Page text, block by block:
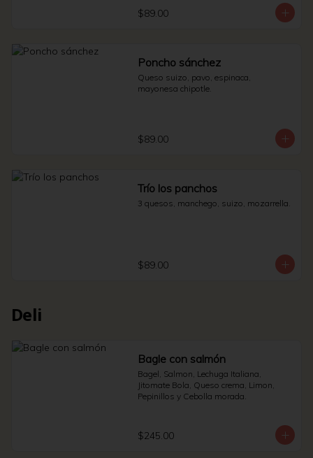
$89.00
Poncho sánchez
Queso suizo, pavo, espinaca,
mayonesa chipotle.
$89.00
Trío los panchos
3 quesos, manchego, suizo, mozarrella.
$89.00
Deli
Bagle con salmón
Bagel, Salmon, Lechuga Italiana,
Jitomate Bola, Queso crema, Limon,
Pepinillos y Cebolla morada.
$245.00